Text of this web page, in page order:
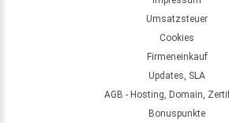
Umsatzsteuer
Cookies
Firmeneinkauf
Updates, SLA
AGB - Hosting, Domain,
Bonuspunkte